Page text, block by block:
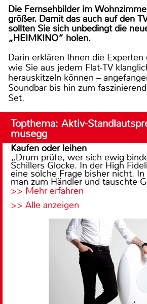
Die Fernsehbilder im
größer. Damit das auch auf den
sollten Sie sich unbedingt die
„HEIMKINO“ holen.
Darin erklären Ihnen die Experten
wie Sie aus jedem Flat-TV
herauskitzeln können –
Soundbar bis hin zum
Set.
Topthema: Aktiv-
musegg
Kaufen oder leihen
„Drum prüfe, wer sich ewig
Schillers Glocke. In der High
eine solche Frage bisher nicht.
man zum Händler und tauschte
>> Mehr erfahren
>> Alle anzeigen